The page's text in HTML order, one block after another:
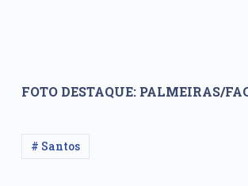
FOTO DESTAQUE: PALMEIRAS/
# Santos